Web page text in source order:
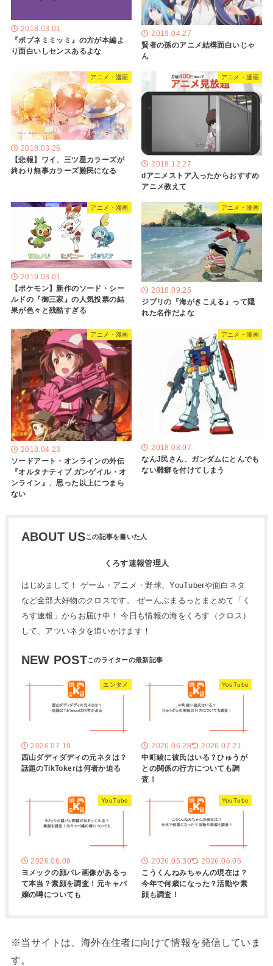
2018.03.01
『ボブネミミッミ』の方が本編よ
り面白いしセンスあるよな
2019.04.27
賢者の孫のアニメ結構面白いじゃ
ん
アニメ・漫画
2018.03.26
【悲報】ワイ、三ツ星カラーズが
終わり無事カラーズ難民になる
アニメ・漫画
2018.12.27
dアニメストア入ったからおすすめ
アニメ教えて
アニメ・漫画
2019.03.01
【ポケモン】新作のソード・シー
ルドの『御三家』の人気投票の結
果が色々と残酷すぎる
アニメ・漫画
2018.09.25
ジブリの『海がきこえる』って隠
れた名作だよな
アニメ・漫画
2018.04.23
ソードアート・オンラインの外伝
『オルタナティブ ガンゲイル・オ
ンライン』、思った以上につまら
ない
アニメ・漫画
2018.08.07
なんJ民さん、ガンダムにとんでも
ない難癖を付けてしまう
ABOUT US
くろす速報管理人
はじめまして！ ゲーム・アニメ・野球、YouTuberや面白ネタ
など全部大好物のクロスです。 ぜーんぶまるっとまとめて「く
ろす速報」からお届け中！ 今日も情報の海をくろす（クロス）
して、アツいネタを追いかけます！
NEW POST
エンタメ
2026.07.19
西山ダディダディの元ネタは？
話題のTikTokerは何者か迫る
YouTube
2026.06.28 2026.07.21
中町綾に彼氏はいる？ひゅうが
との関係の行方についても調
査！
YouTube
2026.06.08
ヨメックの顔バレ画像があるっ
て本当？素顔を調査！元キャバ
嬢の噂についても
YouTube
2026.05.30 2026.06.05
こうくんねみちゃんの現在は？
今年で何歳になった？活動や素
顔も調査！
※当サイトは、海外在住者に向けて情報を発信していま
す。